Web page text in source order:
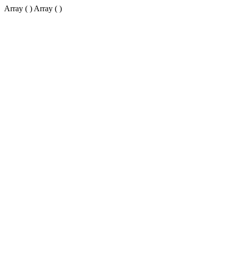
Array ( ) Array ( )